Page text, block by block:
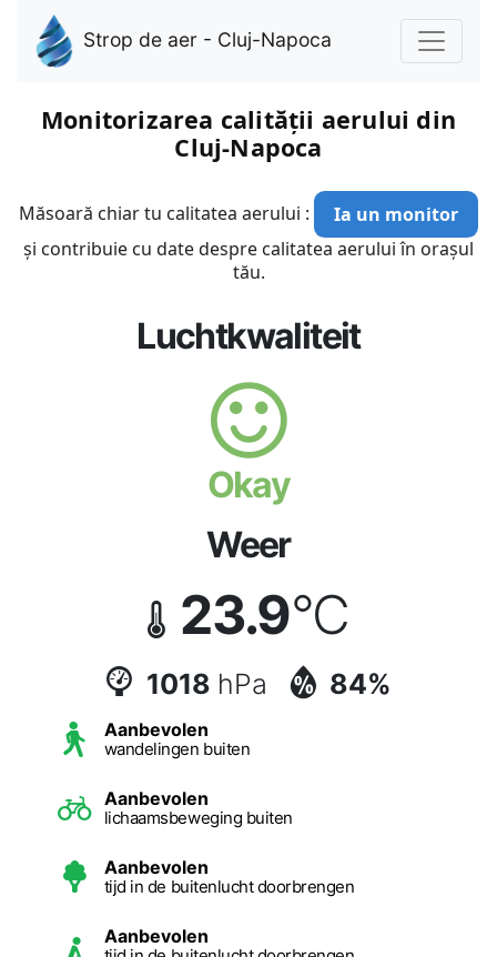
Strop de aer - Cluj-Napoca
Monitorizarea calității aerului din
Cluj-Napoca
Măsoară chiar tu calitatea aerului :
Ia un monitor
și contribuie cu date despre calitatea aerului în orașul
tău.
Luchtkwaliteit
Okay
Weer
23.9°C
1018 hPa 84%
Aanbevolen
wandelingen buiten
Aanbevolen
lichaamsbeweging buiten
Aanbevolen
tijd in de buitenlucht doorbrengen
Aanbevolen